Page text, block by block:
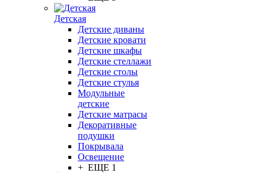
Детская
Детские диваны
Детские кровати
Детские шкафы
Детские стеллажи
Детские столы
Детские стулья
Модульные
детские
Детские матрасы
Декоративные
подушки
Покрывала
Освещение
+ ЕЩЕ 1